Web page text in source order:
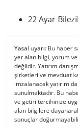
22 Ayar
Yasal uyarı: Bu haber
yer alan bilgi, yorum ve
değildir. Yatırım
şirketleri ve mevduat
imzalanacak yatırım
sunulmaktadır. Bu
ve getiri tercihinize
alan bilgilere
sonuçlar